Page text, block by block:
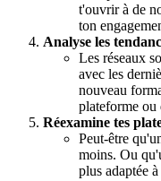
t'ouvrir à de
ton
Analyse les
Les réseaux
avec les
nouveau
plateforme ou
Réexamine tes
Peut-être
moins. Ou
plus adaptée